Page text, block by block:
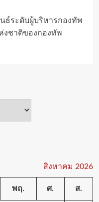
ระดับผู้บริหารกองทัพ
งชาติของกองทัพ
สิงหาคม 2026
พฤ. ศ. ส.